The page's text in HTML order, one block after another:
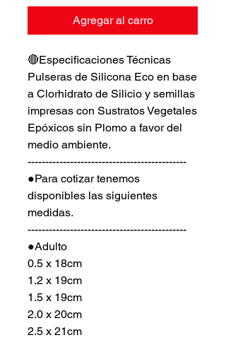
Agregar al carro
🔴Especificaciones Técnicas
Pulseras de Silicona Eco en base
a Clorhidrato de Silicio y semillas
impresas con Sustratos Vegetales
Epóxicos sin Plomo a favor del
medio ambiente.
---------------------------------------------
●Para cotizar tenemos
disponibles las siguientes
medidas.
---------------------------------------------
●Adulto
0.5 x 18cm
1.2 x 19cm
1.5 x 19cm
2.0 x 20cm
2.5 x 21cm